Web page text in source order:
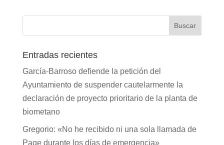
Entradas recientes
García-Barroso defiende la petición del
Ayuntamiento de suspender cautelarmente la
declaración de proyecto prioritario de la planta de
biometano
Gregorio: «No he recibido ni una sola llamada de
Page durante los días de emergencia»